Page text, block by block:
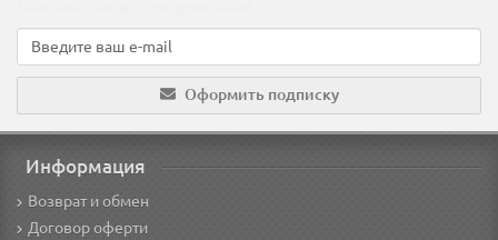
Оформить подписку
Информация
Возврат и обмен
Договор оферти